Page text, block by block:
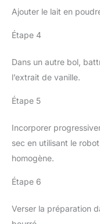
Ajouter le lait en
Étape 4
Dans un autre bol,
l’extrait de vanille.
Étape 5
Incorporer
sec en utilisant le
homogène.
Étape 6
Verser la préparation